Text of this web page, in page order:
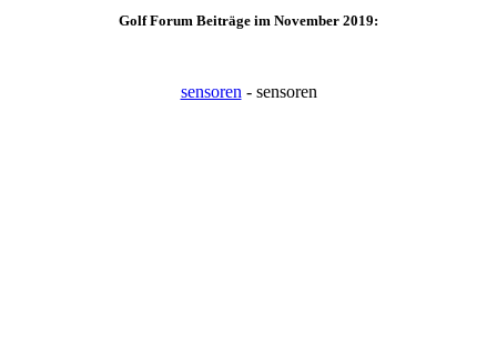
Golf Forum Beiträge im November 2019:
sensoren - sensoren